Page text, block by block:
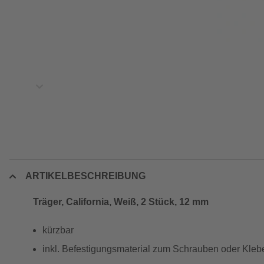
ARTIKELBESCHREIBUNG
Träger, California, Weiß, 2 Stück, 12 mm
kürzbar
inkl. Befestigungsmaterial zum Schrauben oder